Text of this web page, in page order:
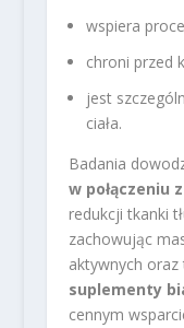
wspiera
chroni przed
jest
ciała.
Badania
w połączeniu
redukcji tkanki
zachowując
aktywnych
suplementy
cennym